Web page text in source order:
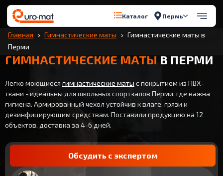
Каталог Пермь
Главная Гимнастические маты
Гимнастические маты в
Перми
ГИМНАСТИЧЕСКИЕ МАТЫ В ПЕРМИ
Легко моющиеся гимнастические маты с покрытием из ПВХ-
ткани - идеальны для школьных спортзалов Перми, где важна
гигиена. Армированный чехол устойчив к влаге, грязи и
дезинфицирующим средствам. Поставили продукцию на 12
объектов, доставка за 4-6 дней.
Обсудить с экспертом